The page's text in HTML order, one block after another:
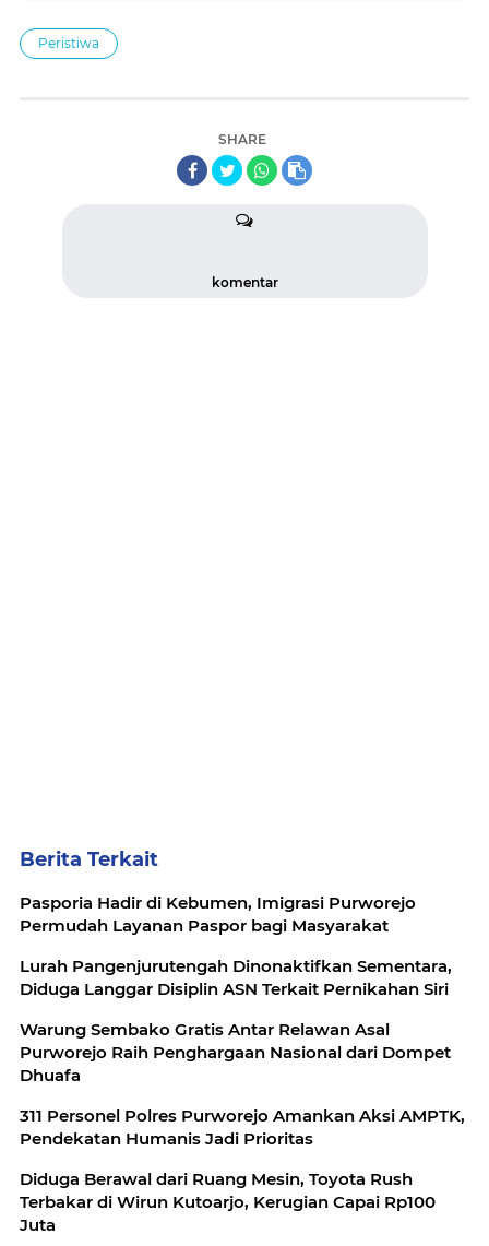
Peristiwa
SHARE
komentar
Berita Terkait
Pasporia Hadir di Kebumen, Imigrasi Purworejo
Permudah Layanan Paspor bagi Masyarakat
Lurah Pangenjurutengah Dinonaktifkan Sementara,
Diduga Langgar Disiplin ASN Terkait Pernikahan Siri
Warung Sembako Gratis Antar Relawan Asal
Purworejo Raih Penghargaan Nasional dari Dompet
Dhuafa
311 Personel Polres Purworejo Amankan Aksi AMPTK,
Pendekatan Humanis Jadi Prioritas
Diduga Berawal dari Ruang Mesin, Toyota Rush
Terbakar di Wirun Kutoarjo, Kerugian Capai Rp100
Juta